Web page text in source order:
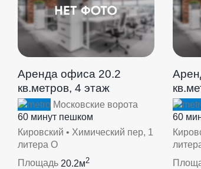
Аренда офиса 20.2
кв.метров, 4 этаж
Московские ворота
60 минут пешком
Кировский • Химический пер, 1
литера О
Площадь 20.2м2
60